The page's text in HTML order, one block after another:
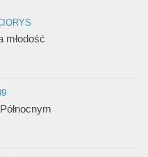
młodość